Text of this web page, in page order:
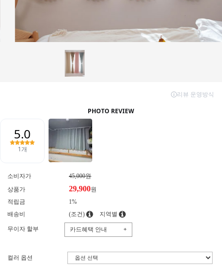
소비자가
45,000원
상품가
29,900원
적립금
1%
배송비
(조건) 지역별
무이자 할부 카드혜택 안내 +
컬러 옵션